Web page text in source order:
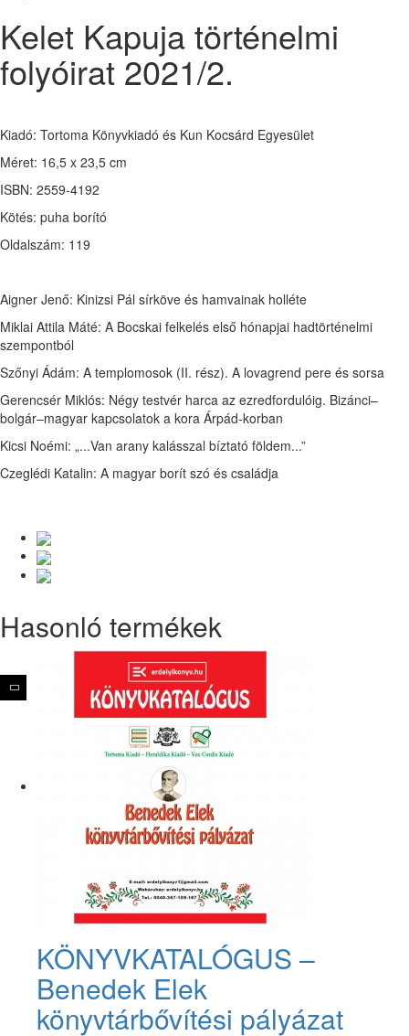
Kelet Kapuja történelmi
folyóirat 2021/2.
Kiadó: Tortoma Könyvkiadó és Kun Kocsárd Egyesület
Méret: 16,5 x 23,5 cm
ISBN: 2559-4192
Kötés: puha borító
Oldalszám: 119
Aigner Jenő: Kinizsi Pál sírköve és hamvainak holléte
Miklai Attila Máté: A Bocskai felkelés első hónapjai hadtörténelmi
szempontból
Szőnyi Ádám: A templomosok (II. rész). A lovagrend pere és sorsa
Gerencsér Miklós: Négy testvér harca az ezredfordulóig. Bizánci–
bolgár–magyar kapcsolatok a kora Árpád-korban
Kicsi Noémi: „...Van arany kalásszal bíztató földem...”
Czeglédi Katalin: A magyar borít szó és családja
Hasonló termékek
KÖNYVKATALÓGUS –
Benedek Elek
könyvtárbővítési pályázat